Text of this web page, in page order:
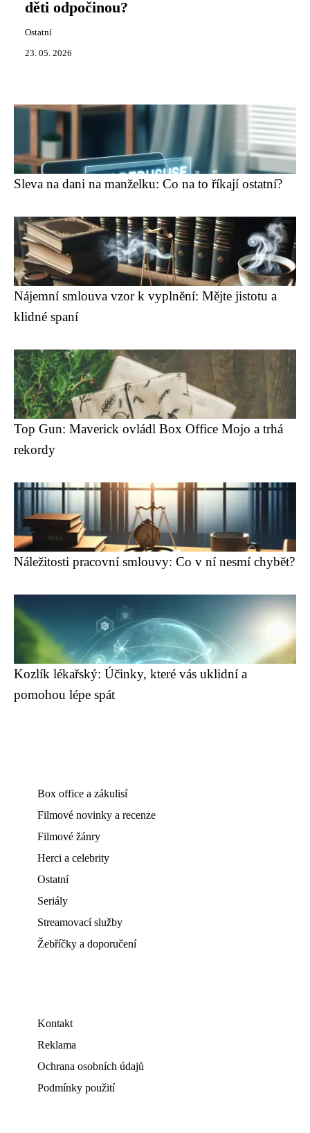
děti odpočinou?
Ostatní
23. 05. 2026
Sleva na dani na manželku: Co na to říkají ostatní?
Nájemní smlouva vzor k vyplnění: Mějte jistotu a
klidné spaní
Top Gun: Maverick ovládl Box Office Mojo a trhá
rekordy
Náležitosti pracovní smlouvy: Co v ní nesmí chybět?
Kozlík lékařský: Účinky, které vás uklidní a
pomohou lépe spát
Box office a zákulisí
Filmové novinky a recenze
Filmové žánry
Herci a celebrity
Ostatní
Seriály
Streamovací služby
Žebříčky a doporučení
Kontakt
Reklama
Ochrana osobních údajů
Podmínky použití